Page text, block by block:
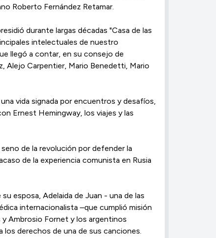
Roberto Fernández Retamar.
durante largas décadas "Casa de las
intelectuales de nuestro
llegó a contar, en su consejo de
Alejo Carpentier, Mario Benedetti, Mario
vida signada por encuentros y desafíos,
Ernest Hemingway, los viajes y las
de la revolución por defender la
de la experiencia comunista en Rusia
esposa, Adelaida de Juan - una de las
internacionalista –que cumplió misión
Ambrosio Fornet y los argentinos
los derechos de una de sus canciones.